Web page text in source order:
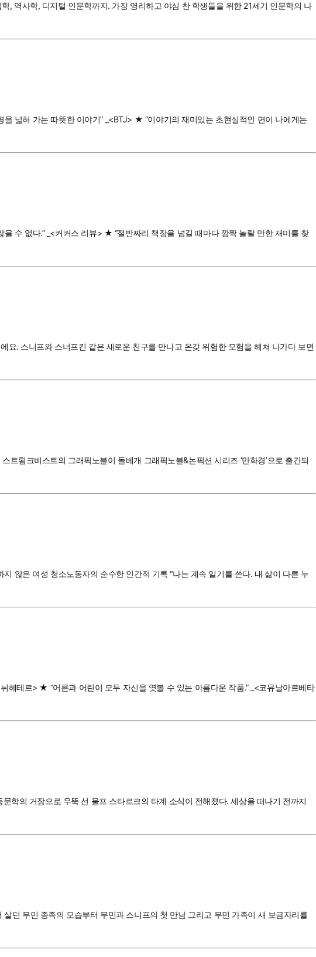
, 역사학, 디지털 인문학까지. 가장 영리하고 야심 찬 학생들을 위한 21세기 인문학의 나
넓혀 가는 따뜻한 이야기” _<BTJ> ★ “이야기의 재미있는 초현실적인 면이 나에게는
수 없다.” _<커커스 리뷰> ★ “절반짜리 책장을 넘길 때마다 깜짝 놀랄 만한 재미를 찾
. 스니프와 스너프킨 같은 새로운 친구를 만나고 온갖 위험한 모험을 헤쳐 나가다 보면
룀크비스트의 그래픽노블이 돌베개 그래픽노블&논픽션 시리즈 ‘만화경’으로 출간되
않은 여성 청소노동자의 순수한 인간적 기록 “나는 계속 일기를 쓴다. 내 삶이 다른 누
테르> ★ “어른과 어린이 모두 자신을 엿볼 수 있는 아름다운 작품.” _<코뮤날아르베타
학의 거장으로 우뚝 선 울프 스타르크의 타계 소식이 전해졌다. 세상을 떠나기 전까지
던 무민 종족의 모습부터 무민과 스니프의 첫 만남 그리고 무민 가족이 새 보금자리를